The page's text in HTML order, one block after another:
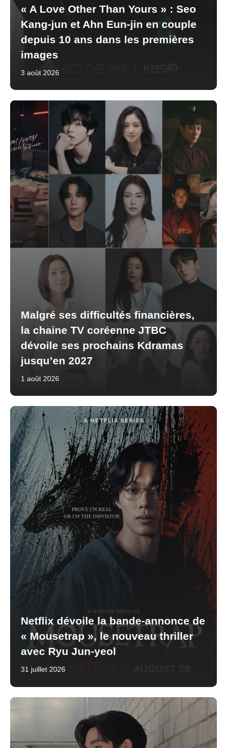
« A Love Other Than Yours » : Seo
Kang-jun et Ahn Eun-jin en couple
depuis 10 ans dans les premières
images
3 août 2026
Malgré ses difficultés financières,
la chaine TV coréenne JTBC
dévoile ses prochains Kdramas
jusqu’en 2027
1 août 2026
Netflix dévoile la bande-annonce de
« Mousetrap », le nouveau thriller
avec Ryu Jun-yeol
31 juillet 2026